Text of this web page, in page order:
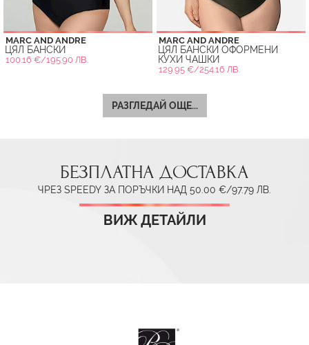
MARC AND ANDRE
ЦЯЛ БАНСКИ
100.16 €/195.90 ЛВ.
MARC AND ANDRE
ЦЯЛ БАНСКИ ОФОРМЕНИ
КУХИ ЧАШКИ
129.95 €/254.16 ЛВ.
РАЗГЛЕДАЙ ОЩЕ...
БЕЗПЛАТНА ДОСТАВКА
ЧРЕЗ SPEEDY ЗА ПОРЪЧКИ НАД 50.00 €/97.79 ЛВ.
ВИЖ ДЕТАЙЛИ